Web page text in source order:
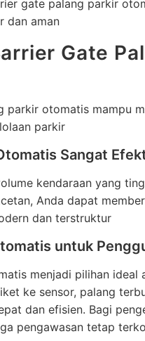
gate palang parkir
dan aman
Gate
otomatis mampu
parkir
Sangat
kendaraan yang
Anda dapat
dan terstruktur
untuk
menjadi pilihan ideal
ke sensor, palang
dan efisien. Bagi
pengawasan tetap